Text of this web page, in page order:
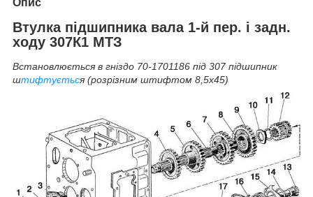
Втулка підшипника вала 1-й пер. і задн.
ходу 307К1 МТЗ
Встановлюється в гніздо 70-1701186 під 307 підшипник
штифтується (розрізним штифтом 8,5х45)